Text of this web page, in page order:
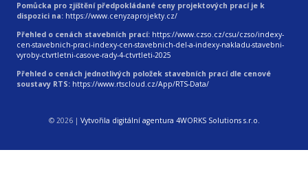
Pomůcka pro zjištění předpokládané ceny projektových prací je k
dispozici na: https://www.cenyzaprojekty.cz/
Přehled o cenách stavebních prací: https://www.czso.cz/csu/czso/indexy-
cen-stavebnich-praci-indexy-cen-stavebnich-del-a-indexy-nakladu-stavebni-
vyroby-ctvrtletni-casove-rady-4-ctvrtleti-2025
Přehled o cenách jednotlivých položek stavebních prací dle cenové
soustavy RTS: https://www.rtscloud.cz/App/RTS-Data/
© 2026 | Vytvořila digitální agentura 4WORKS Solutions s.r.o.